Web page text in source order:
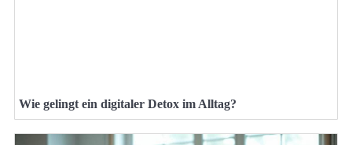
Wie gelingt ein digitaler Detox im Alltag?